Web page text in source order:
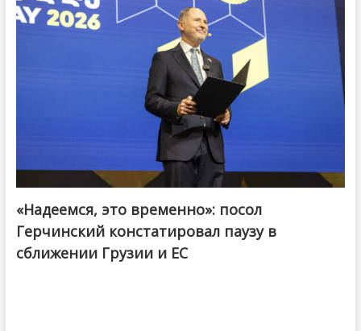
«Надеемся, это временно»: посол
Герчинский констатировал паузу в
сближении Грузии и ЕС